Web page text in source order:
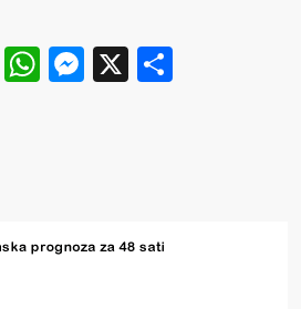
ViberWhatsApp
Messenger
X